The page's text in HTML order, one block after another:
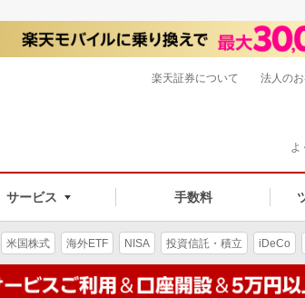
よ
サービス 手数料
楽天証券について 法人の
米国株式 海外ETF NISA 投資信託・積立 iDeCo